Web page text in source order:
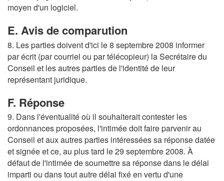
moyen d'un logiciel.
E. Avis de comparution
8. Les parties doivent d'ici le 8 septembre 2008 informer
par écrit (par courriel ou par télécopieur) la Secrétaire du
Conseil et les autres parties de l'identité de leur
représentant juridique.
F. Réponse
9. Dans l'éventualité où il souhaiterait contester les
ordonnances proposées, l'intimée doit faire parvenir au
Conseil et aux autres parties intéressées sa réponse datée
et signée et ce, au plus tard le 29 septembre 2008. À
défaut de l'intimée de soumettre sa réponse dans le délai
imparti ou dans tout autre délai fixé en vertu d'une